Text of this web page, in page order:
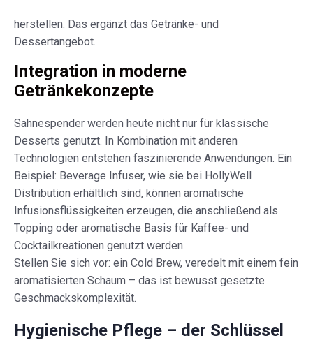
herstellen. Das ergänzt das Getränke- und
Dessertangebot.
Integration in moderne
Getränkekonzepte
Sahnespender werden heute nicht nur für klassische
Desserts genutzt. In Kombination mit anderen
Technologien entstehen faszinierende Anwendungen. Ein
Beispiel: Beverage Infuser, wie sie bei HollyWell
Distribution erhältlich sind, können aromatische
Infusionsflüssigkeiten erzeugen, die anschließend als
Topping oder aromatische Basis für Kaffee- und
Cocktailkreationen genutzt werden.
Stellen Sie sich vor: ein Cold Brew, veredelt mit einem fein
aromatisierten Schaum – das ist bewusst gesetzte
Geschmackskomplexität.
Hygienische Pflege – der Schlüssel